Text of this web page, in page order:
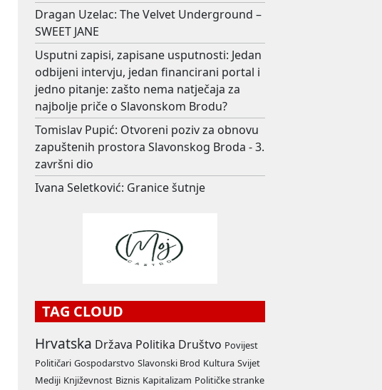
Dragan Uzelac: The Velvet Underground –
SWEET JANE
Usputni zapisi, zapisane usputnosti: Jedan
odbijeni intervju, jedan financirani portal i
jedno pitanje: zašto nema natječaja za
najbolje priče o Slavonskom Brodu?
Tomislav Pupić: Otvoreni poziv za obnovu
zapuštenih prostora Slavonskog Broda - 3.
završni dio
Ivana Seletković: Granice šutnje
TAG CLOUD
Hrvatska Država Politika Društvo Povijest
Političari Gospodarstvo Slavonski Brod Kultura Svijet
Mediji Književnost Biznis Kapitalizam Političke stranke